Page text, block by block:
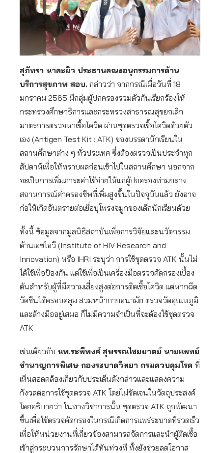
สุภัทรา นาคะผิว ประธานคณะอนุกรรมการด้าน
บริการสุขภาพ สอบ. กล่าวว่า จากกรณีเมื่อวันที่ 18
มกราคม 2565 มีกลุ่มผู้ปกครองรวมตัวกันเรียกร้องให้
กระทรวงศึกษาธิการและกระทรวงสาธารณสุขยกเลิก
มาตรการตรวจหาเชื้อโควิด ผ่านชุดตรวจเชื้อโควิดด้วยตัว
เอง (Antigen Test Kit : ATK) ของบรรดานักเรียนใน
สถานศึกษาต่าง ๆ ทั่วประเทศ ซึ่งต้องตรวจเป็นประจำทุก
สัปดาห์เพื่อให้ทราบผลก่อนเข้าไปในสถานศึกษา นอกจาก
จะเป็นการเพิ่มภาระค่าใช้จ่ายให้แก่ผู้ปกครองท่ามกลาง
สถานการณ์ค่าครองชีพที่เพิ่มสูงขึ้นในปัจจุบันแล้ว ยังอาจ
ก่อให้เกิดอันตรายต่อเยื่อบุโพรงจมูกของเด็กนักเรียนด้วย
ทั้งนี้ ข้อมูลจากมูลนิธิสถาบันเพื่อการวิจัยและนวัตกรรม
ด้านเอชไอวี (Institute of HIV Research and
Innovation) หรือ IHRI ระบุว่า การใช้ชุดตรวจ ATK นั้นไม่
ได้ใช้เพื่อป้องกัน แต่ใช้เพื่อเป็นเครื่องมือตรวจคัดกรองเบื้อง
ต้นสำหรับผู้ที่มีความเสี่ยงสูงต่อการติดเชื้อโควิด แต่หากฉีด
วัคซีนได้ครอบคลุม สวมหน้ากากอนามัย ตรวจวัดอุณหภูมิ
และล้างมืออยู่เสมอ ก็ไม่มีความจำเป็นที่จะต้องใช้ชุดตรวจ
ATK
เช่นเดียวกับ นพ.ระพีพงศ์ สุพรรณไชยมาตย์ นายแพทย์
ชำนาญการพิเศษ กองระบาดวิทยา กรมควบคุมโรค ที่
เห็นสอดคล้องเกี่ยวกับประเด็นดังกล่าวและแสดงความ
กังวลต่อการใช้ชุดตรวจ ATK โดยไม่ชัดเจนในวัตถุประสงค์
โดยอธิบายว่า ในทางวิชาการนั้น ชุดตรวจ ATK ถูกพัฒนา
ขึ้นเพื่อใช้ตรวจคัดกรองในกรณีเกิดการแพร่ระบาดที่รวดเร็ว
เพื่อให้หน่วยงานที่เกี่ยวข้องสามารถจัดการและนำผู้ติดเชื้อ
เข้าสู่กระบวนการรักษาได้ทันท่วงที ทั้งยังช่วยลดโอกาส